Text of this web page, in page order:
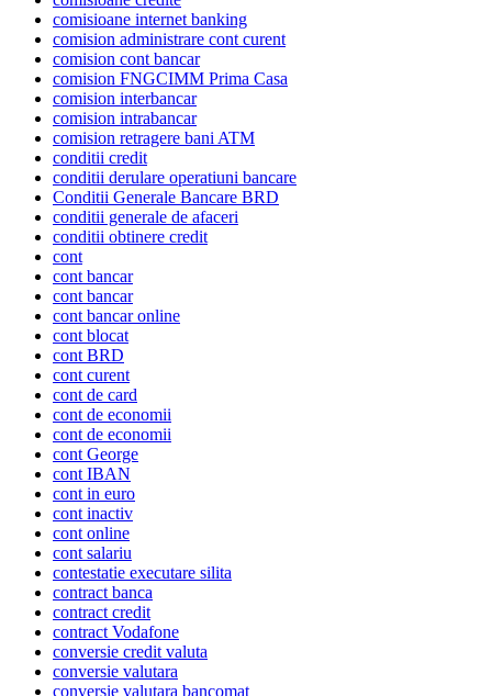
comisioane internet banking
comision administrare cont curent
comision cont bancar
comision FNGCIMM Prima Casa
comision interbancar
comision intrabancar
comision retragere bani ATM
conditii credit
conditii derulare operatiuni bancare
Conditii Generale Bancare BRD
conditii generale de afaceri
conditii obtinere credit
cont
cont bancar
cont bancar
cont bancar online
cont blocat
cont BRD
cont curent
cont de card
cont de economii
cont de economii
cont George
cont IBAN
cont in euro
cont inactiv
cont online
cont salariu
contestatie executare silita
contract banca
contract credit
contract Vodafone
conversie credit valuta
conversie valutara
conversie valutara bancomat